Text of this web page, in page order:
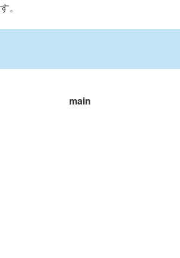
。
main